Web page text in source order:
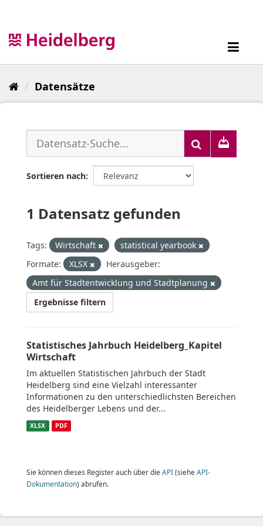
Datensätze
Sortieren nach
1 Datensatz gefunden
Tags: Wirtschaft
statistical yearbook
Formate:
XLSX
Herausgeber:
Amt für Stadtentwicklung und Stadtplanung
Ergebnisse filtern
Statistisches Jahrbuch Heidelberg_Kapitel
Wirtschaft
Im aktuellen Statistischen Jahrbuch der Stadt
Heidelberg sind eine Vielzahl interessanter
Informationen zu den unterschiedlichsten Bereichen
des Heidelberger Lebens und der...
XLSX PDF
Sie können dieses Register auch über die API(siehe API-
Dokumentation) abrufen.